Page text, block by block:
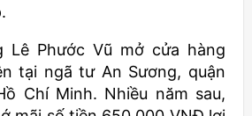
Lê Phước Vũ mở cửa hàng
tại ngã tư An Sương, quận
Chí Minh. Nhiều năm sau,